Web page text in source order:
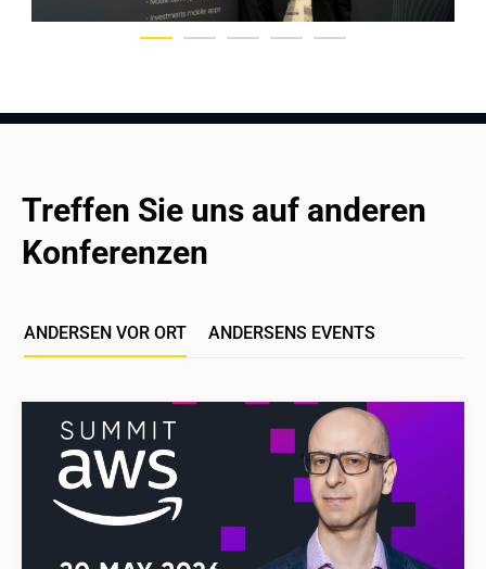
Treffen Sie uns auf anderen
Konferenzen
ANDERSEN VOR ORT ANDERSENS EVENTS